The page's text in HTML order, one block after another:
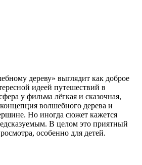
дереву» выглядит как доброе
идеей путешествий в
у фильма лёгкая и сказочная,
волшебного дерева и
Но иногда сюжет кажется
В целом это приятный
особенно для детей.